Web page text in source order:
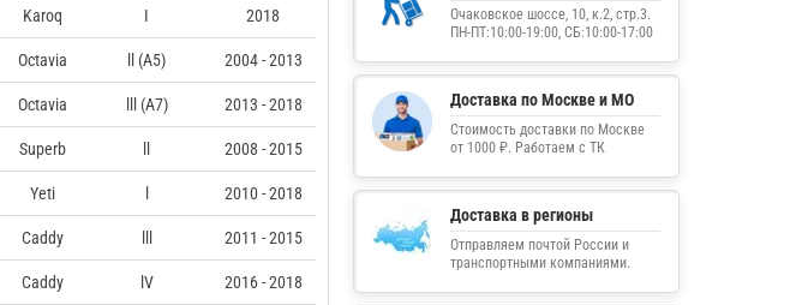
Karoq I 2018
Octavia ll (A5) 2004 - 2013
Octavia lll (A7) 2013 - 2018
Superb 2008 - 2015
Yeti 2010 - 2018
Caddy 2011 - 2015
Caddy lV 2016 - 2018
Очаковское шоссе, 10, к.2, стр.3.
ПН-ПТ:10:00-19:00, СБ:10:00-17:00
Доставка по Москве и МО
Стоимость доставки по Москве
от 1000 ₽. Работаем с ТК
Доставка в регионы
Отправляем почтой России и
транспортными компаниями.